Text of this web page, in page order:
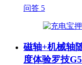
问答 5
磁轴+机械轴
度体验罗技